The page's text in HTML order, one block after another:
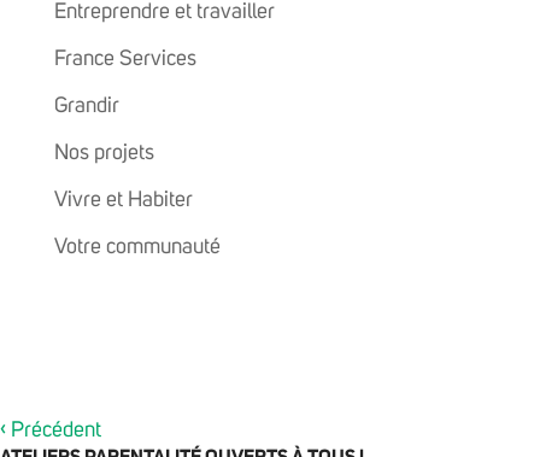
Entreprendre et travailler
France Services
Grandir
Nos projets
Vivre et Habiter
Votre communauté
‹ Précédent